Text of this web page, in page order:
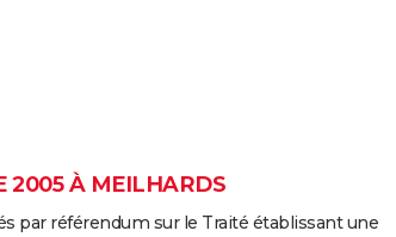
2005 À MEILHARDS
par référendum sur le Traité établissant une